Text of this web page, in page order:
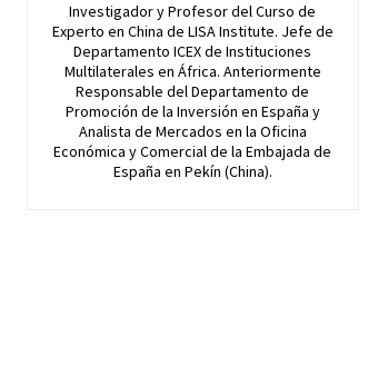
Investigador y Profesor del Curso de
Experto en China de LISA Institute. Jefe de
Departamento ICEX de Instituciones
Multilaterales en África. Anteriormente
Responsable del Departamento de
Promoción de la Inversión en España y
Analista de Mercados en la Oficina
Económica y Comercial de la Embajada de
España en Pekín (China).